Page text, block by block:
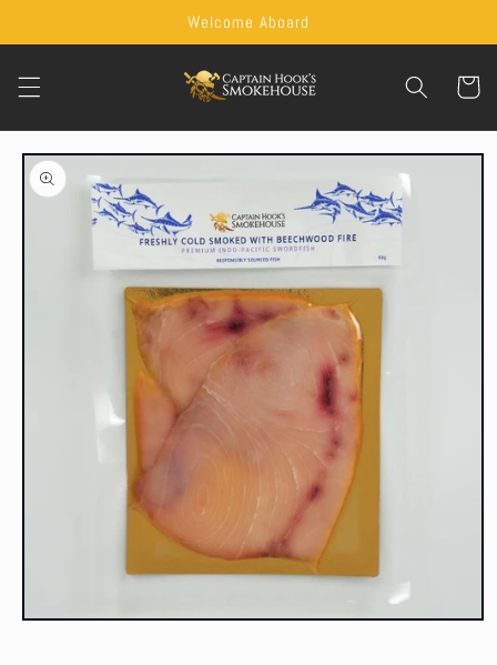
Welcome Aboard
Cart
Skip to
product
information